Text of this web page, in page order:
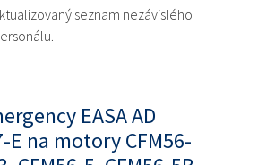
seznam nezávislého
EASA AD
E na motory CFM56-